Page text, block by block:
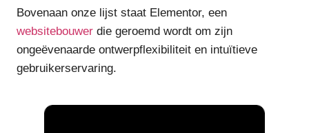
Bovenaan onze lijst staat Elementor, een
websitebouwer die geroemd wordt om zijn
ongeëvenaarde ontwerpflexibiliteit en intuïtieve
gebruikerservaring.